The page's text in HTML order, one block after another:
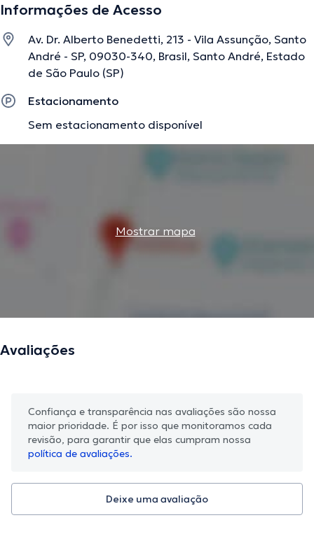
membro de diversas associações médicas. Domingos
conferências com a intenção de ter uma formação
contínua no seu setor de especialização e já
compartilhou diferentes edições. A consulta pode ser
realizada em Português Inglês.
Informações de Acesso
Av. Dr. Alberto Benedetti, 213 - Vila Assunção, Santo
André - SP, 09030-340, Brasil, Santo André, Estado
de São Paulo (SP)
Estacionamento
Sem estacionamento disponível
Mostrar mapa
Avaliações
Confiança e transparência nas avaliações são nossa
maior prioridade. É por isso que monitoramos cada
revisão, para garantir que elas cumpram nossa
política de avaliações.
Deixe uma avaliação